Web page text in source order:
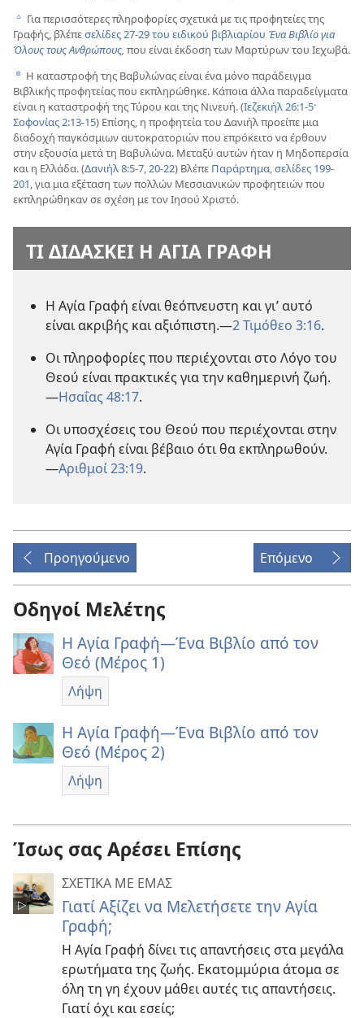
c Για περισσότερες πληροφορίες σχετικά με τις προφητείες της
Γραφής, βλέπεσελίδες 27-29 του ειδικού βιβλιαρίου Ένα Βιβλίο για
Όλους τους Ανθρώπους που είναι έκδοση των Μαρτύρων του Ιεχωβά.
d Η καταστροφή της Βαβυλώνας είναι ένα μόνο παράδειγμα
Βιβλικής προφητείας που εκπληρώθηκε. Κάποια άλλα παραδείγματα
είναι η καταστροφή της Τύρου και της Νινευή. (Ιεζεκιήλ 26:1-5·
Σοφονίας 2:13-15) Επίσης, η προφητεία του Δανιήλ προείπε μια
διαδοχή παγκόσμιων αυτοκρατοριών που επρόκειτο να έρθουν
στην εξουσία μετά τη Βαβυλώνα. Μεταξύ αυτών ήταν η Μηδοπερσία
και η Ελλάδα. (Δανιήλ 8:5-7,20-22) Βλέπε Παράρτημα, σελίδες 199-
201, για μια εξέταση των πολλών Μεσσιανικών προφητειών που
εκπληρώθηκαν σε σχέση με τον Ιησού Χριστό.
ΤΙ ΔΙΔΑΣΚΕΙ Η ΑΓΙΑ ΓΡΑΦΗ
Η Αγία Γραφή είναι θεόπνευστη και γι’ αυτό
είναι ακριβής και αξιόπιστη.—2 Τιμόθεο 3:16.
Οι πληροφορίες που περιέχονται στο Λόγο του
Θεού είναι πρακτικές για την καθημερινή ζωή.
—Ησαΐας 48:17.
Οι υποσχέσεις του Θεού που περιέχονται στην
Αγία Γραφή είναι βέβαιο ότι θα εκπληρωθούν.
—Αριθμοί 23:19.
Προηγούμενο Επόμενο
Οδηγοί Μελέτης
Η Αγία Γραφή—Ένα Βιβλίο από τον
Θεό (Μέρος 1)
Λήψη
Η Αγία Γραφή—Ένα Βιβλίο από τον
Θεό (Μέρος 2)
Λήψη
Ίσως σας Αρέσει Επίσης
ΣΧΕΤΙΚΑ ΜΕ ΕΜΑΣ
Γιατί Αξίζει να Μελετήσετε την Αγία
Γραφή;
Η Αγία Γραφή δίνει τις απαντήσεις στα μεγάλα
ερωτήματα της ζωής. Εκατομμύρια άτομα σε
όλη τη γη έχουν μάθει αυτές τις απαντήσεις.
Γιατί όχι και εσείς;